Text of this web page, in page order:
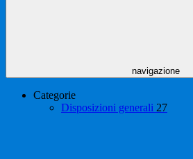
navigazione
Categorie
Disposizioni generali 27